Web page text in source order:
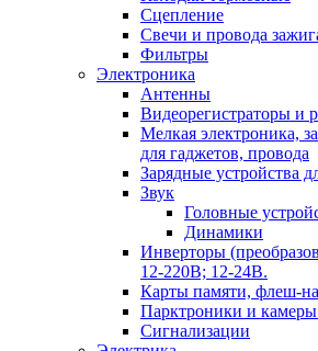
Сцепление
Свечи и провода
Фильтры
Электроника
Антенны
Видеорегистраторы и
Мелкая электроника,
для гаджетов, провода
Зарядные устройства
Звук
Головные
Динамики
Инверторы
12-220В; 12-24В.
Карты памяти, флеш-
Парктроники и камеры
Сигнализации